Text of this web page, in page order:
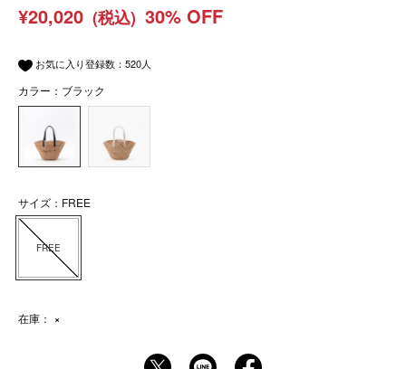
¥20,020 (税込) 30% OFF
お気に入り登録数： 520人
カラー：ブラック
サイズ：FREE
FREE
在庫： ×